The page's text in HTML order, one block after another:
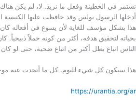
نستمر في الخطيئة وفعل ما نريد. لا، لم يكن
أدخلها الرسول بولس وقد حافظت عليها الكنيسة
هذا بشكل مؤسف للغاية لأن يسوع في أفعاله
بحياته لتحقيق هدفه، أكثر من كونه حملاً
الناس اتباع بطل أكثر من اتباع ضحية، حتى لو
هذا سيكون كل شيء لليوم. كل ما أتحدث عنه
https://urantia.org/ar